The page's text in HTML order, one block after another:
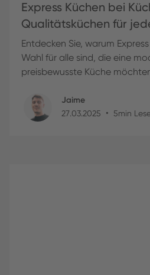
Express Küchen bei
Qualitätsküchen für
Entdecken Sie, warum
Wahl für alle sind, die eine
preisbewusste Küche
Jaime
27 03 2025 • 5min